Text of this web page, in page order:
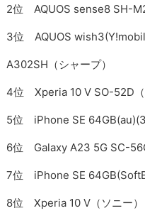
2位 AQUOS sense8 SH-
3位 AQUOS
A302SH（シャープ）
4位 Xperia 10 V SO-52D（
5位 iPhone SE
6位 Galaxy A23 5G SC-
7位 iPhone SE
8位 Xperia 10 V（ソニー）